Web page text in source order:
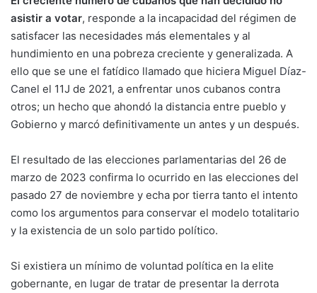
asistir a votar, responde a la incapacidad del régimen de
satisfacer las necesidades más elementales y al
hundimiento en una pobreza creciente y generalizada. A
ello que se une el fatídico llamado que hiciera Miguel Díaz-
Canel el 11J de 2021, a enfrentar unos cubanos contra
otros; un hecho que ahondó la distancia entre pueblo y
Gobierno y marcó definitivamente un antes y un después.
El resultado de las elecciones parlamentarias del 26 de
marzo de 2023 confirma lo ocurrido en las elecciones del
pasado 27 de noviembre y echa por tierra tanto el intento
como los argumentos para conservar el modelo totalitario
y la existencia de un solo partido político.
Si existiera un mínimo de voluntad política en la elite
gobernante, en lugar de tratar de presentar la derrota